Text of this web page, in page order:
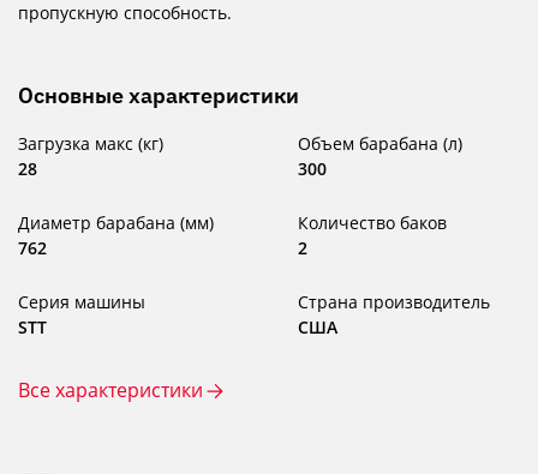
пропускную способность.
Основные характеристики
Загрузка макс (кг)
28
Объем барабана (л)
300
Диаметр барабана (мм)
762
Количество баков
2
Серия машины
STT
Страна производитель
США
Все характеристики